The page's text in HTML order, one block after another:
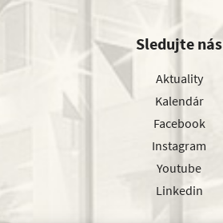
Sledujte nás
Aktuality
Kalendár
Facebook
Instagram
Youtube
Linkedin